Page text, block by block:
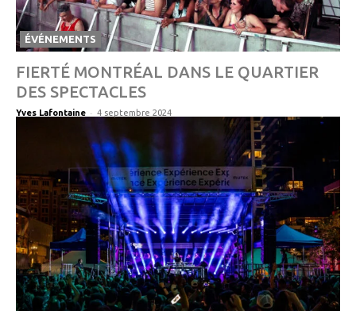
ÉVÉNEMENTS
FIERTÉ MONTRÉAL DANS LE QUARTIER
DES SPECTACLES
Yves Lafontaine - 4 septembre 2024